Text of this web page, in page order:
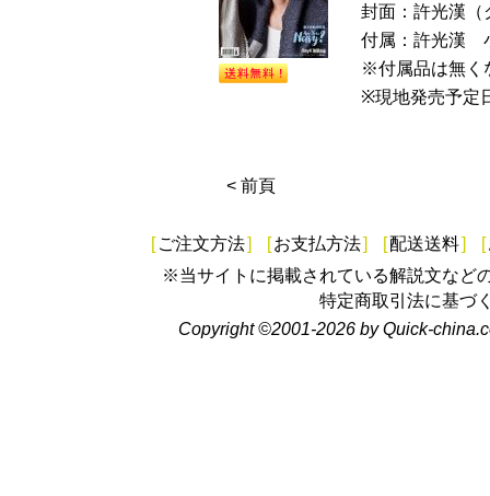
封面：許光漢（
付属：許光漢
※付属品は無く
※現地発売予定
< 前頁
[ ご注文方法] [お支払方法] [配送送料] [
※当サイトに掲載されている解説文など
特定商取引法に基づ
Copyright ©2001-2026 by Quick-